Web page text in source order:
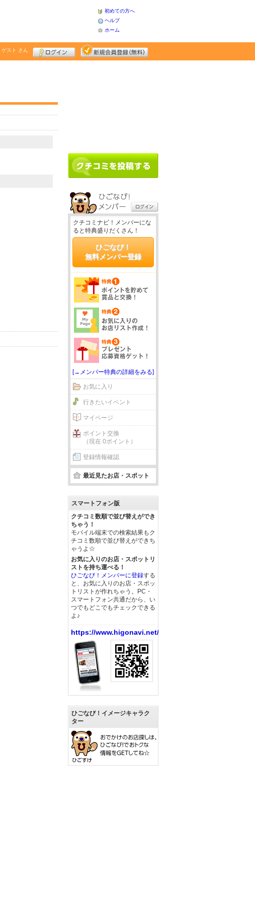
初めての方へ
ヘルプ
ホーム
ゲスト さん
クチコミナビ！メンバーにな
ると特典盛りだくさん！
ひごなび！
無料メンバー登録
[→メンバー特典の詳細をみる]
お気に入り
行きたいイベント
マイページ
ポイント交換
（現在 0ポイント）
登録情報確認
最近見たお店・スポット
スマートフォン版
クチコミ数順で並び替えができ
ちゃう！
モバイル端末での検索結果もク
チコミ数順で並び替えができち
ゃうよ☆
お気に入りのお店・スポットリ
ストを持ち運べる！
ひごなび！メンバーに登録する
と、お気に入りのお店・スポッ
トリストが作れちゃう。PC・
スマートフォン共通だから、い
つでもどこでもチェックできる
よ♪
https://www.higonavi.net/
ひごなび！イメージキャラク
ター